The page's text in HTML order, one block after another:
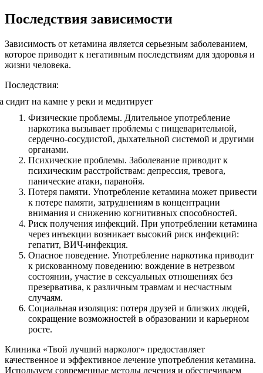
Последствия зависимости
Зависимость от кетамина является серьезным заболеванием,
которое приводит к негативным последствиям для здоровья и
жизни человека.
Последствия:
Физические проблемы. Длительное употребление
наркотика вызывает проблемы с пищеварительной,
сердечно-сосудистой, дыхательной системой и другими
органами.
Психические проблемы. Заболевание приводит к
психическим расстройствам: депрессия, тревога,
панические атаки, паранойя.
Потеря памяти. Употребление кетамина может привести
к потере памяти, затруднениям в концентрации
внимания и снижению когнитивных способностей.
Риск получения инфекций. При употреблении кетамина
через инъекции возникает высокий риск инфекций:
гепатит, ВИЧ-инфекция.
Опасное поведение. Употребление наркотика приводит
к рискованному поведению: вождение в нетрезвом
состоянии, участие в сексуальных отношениях без
презерватива, к различным травмам и несчастным
случаям.
Социальная изоляция: потеря друзей и близких людей,
сокращение возможностей в образовании и карьерном
росте.
Клиника «Твой лучший нарколог» предоставляет
качественное и эффективное лечение употребления кетамина.
Используем современные методы лечения и обеспечиваем